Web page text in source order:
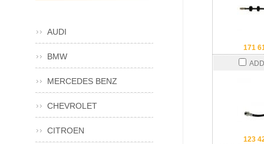
171
123
AUDI
BMW
MERCEDES BENZ
CHEVROLET
CITROEN